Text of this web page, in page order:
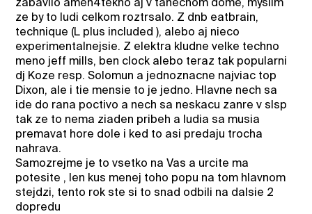
ze by to ludi celkom roztrsalo. Z dnb eatbrain,
technique (L plus included ), alebo aj nieco
experimentalnejsie. Z elektra kludne velke techno
meno jeff mills, ben clock alebo teraz tak popularni
dj Koze resp. Solomun a jednoznacne najviac top
Dixon, ale i tie mensie to je jedno. Hlavne nech sa
ide do rana poctivo a nech sa neskacu zanre v slsp
tak ze to nema ziaden pribeh a ludia sa musia
premavat hore dole i ked to asi predaju trocha
nahrava.
Samozrejme je to vsetko na Vas a urcite ma
potesite , len kus menej toho popu na tom hlavnom
stejdzi, tento rok ste si to snad odbili na dalsie 2
dopredu